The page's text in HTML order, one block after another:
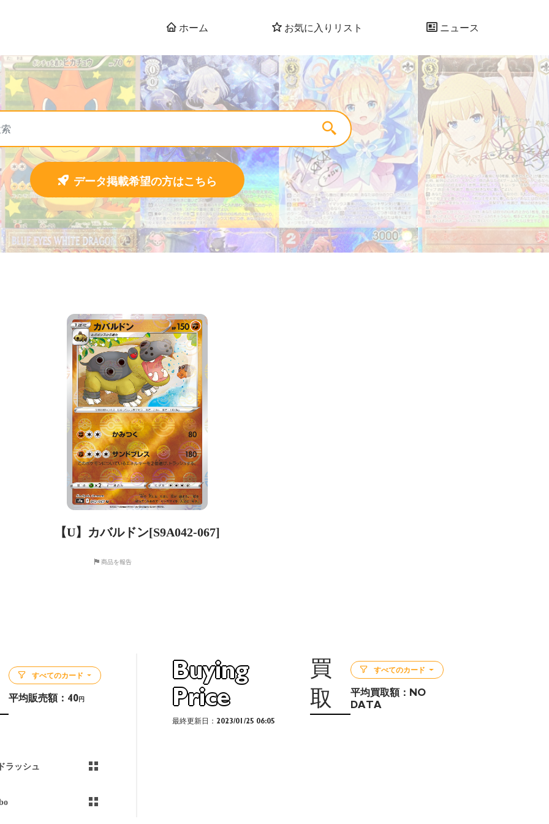
ホーム お気に入りリスト ニュース
データ掲載希望の方はこちら
【U】カバルドン[S9A042-067]
商品を報告
すべてのカード
平均販売額： 40円
ラッシュ
Buying
Price
買
取
最終更新日：2023/01/25 06:05
すべてのカード
平均買取額： NO
DATA